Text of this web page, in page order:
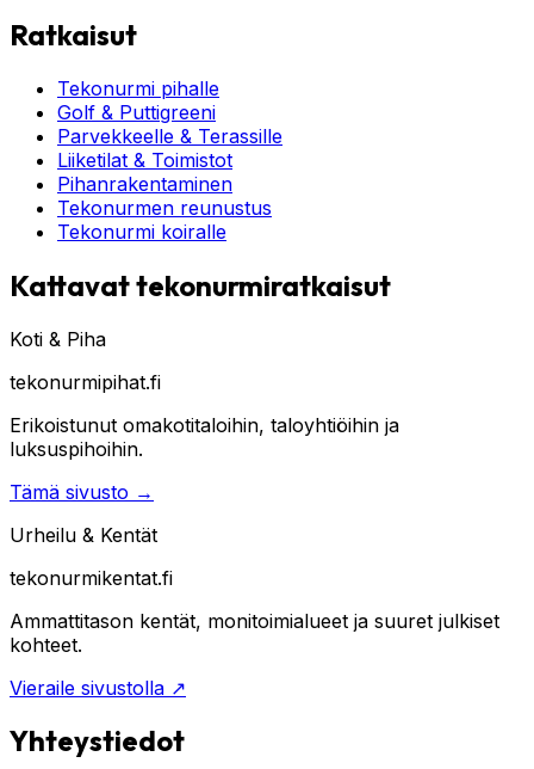
Ratkaisut
Tekonurmi pihalle
Golf & Puttigreeni
Parvekkeelle & Terassille
Liiketilat & Toimistot
Pihanrakentaminen
Tekonurmen reunustus
Tekonurmi koiralle
Kattavat tekonurmiratkaisut
Koti & Piha
tekonurmipihat.fi
Erikoistunut omakotitaloihin, taloyhtiöihin ja
luksuspihoihin.
Tämä sivusto →
Urheilu & Kentät
tekonurmikentat.fi
Ammattitason kentät, monitoimialueet ja suuret julkiset
kohteet.
Vieraile sivustolla ↗
Yhteystiedot